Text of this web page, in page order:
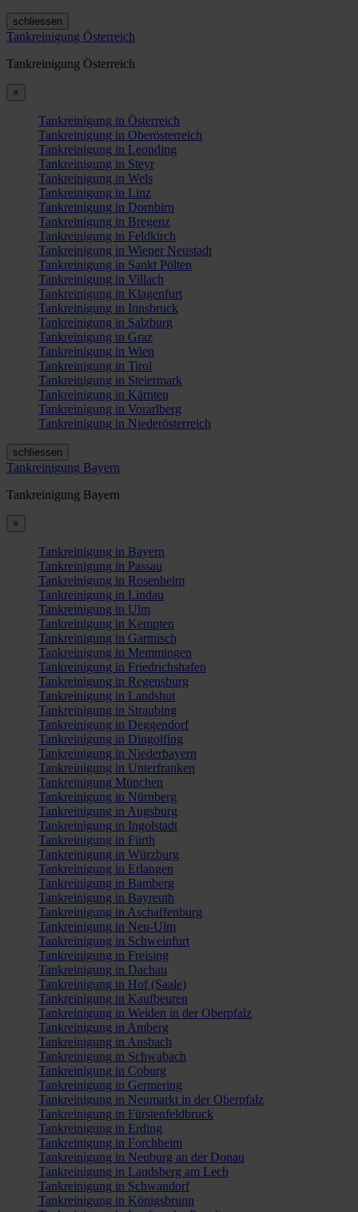
schliessen
Tankreinigung Österreich
Tankreinigung Österreich
×
Tankreinigung in Österreich
Tankreinigung in Oberösterreich
Tankreinigung in Leonding
Tankreinigung in Steyr
Tankreinigung in Wels
Tankreinigung in Linz
Tankreinigung in Dornbirn
Tankreinigung in Bregenz
Tankreinigung in Feldkirch
Tankreinigung in Wiener Neustadt
Tankreinigung in Sankt Pölten
Tankreinigung in Villach
Tankreinigung in Klagenfurt
Tankreinigung in Innsbruck
Tankreinigung in Salzburg
Tankreinigung in Graz
Tankreinigung in Wien
Tankreinigung in Tirol
Tankreinigung in Steiermark
Tankreinigung in Kärnten
Tankreinigung in Vorarlberg
Tankreinigung in Niederösterreich
schliessen
Tankreinigung Bayern
Tankreinigung Bayern
×
Tankreinigung in Bayern
Tankreinigung in Passau
Tankreinigung in Rosenheim
Tankreinigung in Lindau
Tankreinigung in Ulm
Tankreinigung in Kempten
Tankreinigung in Garmisch
Tankreinigung in Memmingen
Tankreinigung in Friedrichshafen
Tankreinigung in Regensburg
Tankreinigung in Landshut
Tankreinigung in Straubing
Tankreinigung in Deggendorf
Tankreinigung in Dingolfing
Tankreinigung in Niederbayern
Tankreinigung in Unterfranken
Tankreinigung München
Tankreinigung in Nürnberg
Tankreinigung in Augsburg
Tankreinigung in Ingolstadt
Tankreinigung in Fürth
Tankreinigung in Würzburg
Tankreinigung in Erlangen
Tankreinigung in Bamberg
Tankreinigung in Bayreuth
Tankreinigung in Aschaffenburg
Tankreinigung in Neu-Ulm
Tankreinigung in Schweinfurt
Tankreinigung in Freising
Tankreinigung in Dachau
Tankreinigung in Hof (Saale)
Tankreinigung in Kaufbeuren
Tankreinigung in Weiden in der Oberpfalz
Tankreinigung in Amberg
Tankreinigung in Ansbach
Tankreinigung in Schwabach
Tankreinigung in Coburg
Tankreinigung in Germering
Tankreinigung in Neumarkt in der Oberpfalz
Tankreinigung in Fürstenfeldbruck
Tankreinigung in Erding
Tankreinigung in Forchheim
Tankreinigung in Neuburg an der Donau
Tankreinigung in Landsberg am Lech
Tankreinigung in Schwandorf
Tankreinigung in Königsbrunn